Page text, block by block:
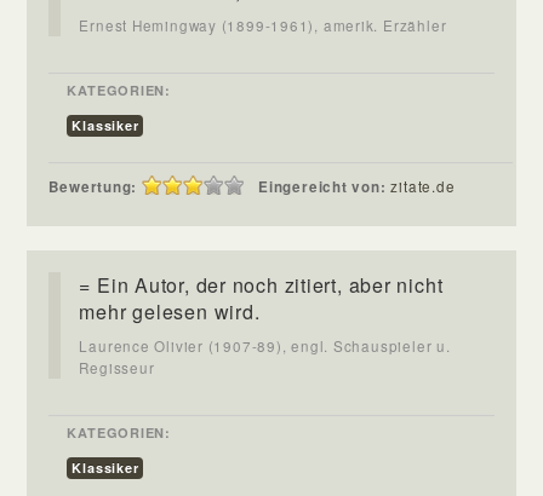
Ernest Hemingway (1899-1961), amerik. Erzähler
KATEGORIEN:
Klassiker
Bewertung: Eingereicht von:zitate.de
= Ein Autor, der noch zitiert, aber nicht
mehr gelesen wird.
Laurence Olivier (1907-89), engl. Schauspieler u.
Regisseur
KATEGORIEN:
Klassiker